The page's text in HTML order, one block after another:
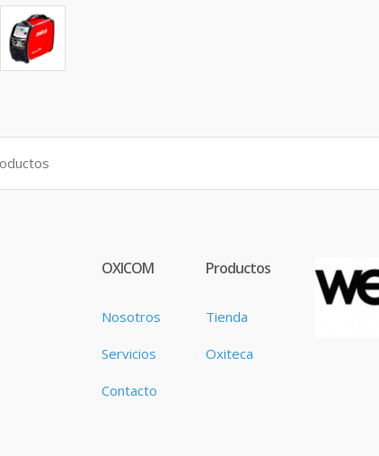
OXICOM
Nosotros
Servicios
Contacto
Productos
Tienda
Oxiteca